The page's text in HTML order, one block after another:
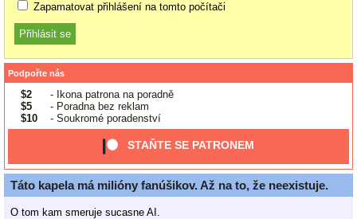
Zapamatovat přihlášení na tomto počítači
Podpořte nás
$2
- Ikona patrona na poradně
$5
- Poradna bez reklam
$10
- Soukromé poradenství
STAŇTE SE PATRONEM
Táto kapela má milióny fanúšikov. Až na to, že neexistuje.
O tom kam smeruje sucasne AI.